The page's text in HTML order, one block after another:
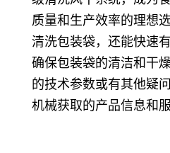
质量和生产效率的理想
清洗包装袋，还能快速
确保包装袋的清洁和干
的技术参数或有其他疑
机械获取的产品信息和